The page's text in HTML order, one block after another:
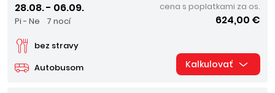
28.08. - 06.09.
Pi - Ne 7 nocí
Autobusom
bez stravy
cena s poplatkami za os.
624,00 €
Kalkulovať